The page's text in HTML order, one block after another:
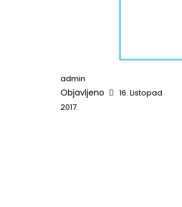
admin
Objavljeno
16. Listopad
2017.